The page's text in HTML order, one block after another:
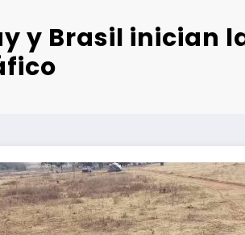
y Brasil inician